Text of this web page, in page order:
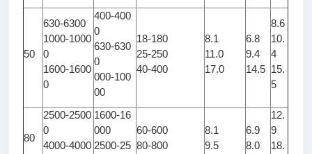
50
630-6300
1000-1000
0
1600-1600
0
400-400
0
630-630
0
000-100
00
18-180
25-250
40-400
8.1
11.0
17.0
6.8
9.4
14.5
8.6
10.
4
15.
5
80
2500-2500
0
4000-4000
1600-16
000
2500-25
60-600
80-800
8.1
9.5
6.9
8.0
12.
9
18.